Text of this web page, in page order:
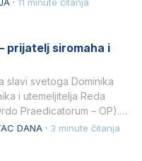
prijatelj siromaha i
slavi svetoga Dominika
i utemeljitelja Reda
Praedicatorum – OP).
ljubavlju prema
DANA · 3 minute čitanja